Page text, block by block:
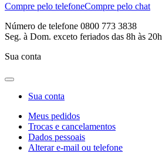
Compre pelo telefoneCompre pelo chat
Número de telefone 0800 773 3838
Seg. à Dom. exceto feriados das 8h às 20h
Sua conta
Sua conta
Meus pedidos
Trocas e cancelamentos
Dados pessoais
Alterar e-mail ou telefone